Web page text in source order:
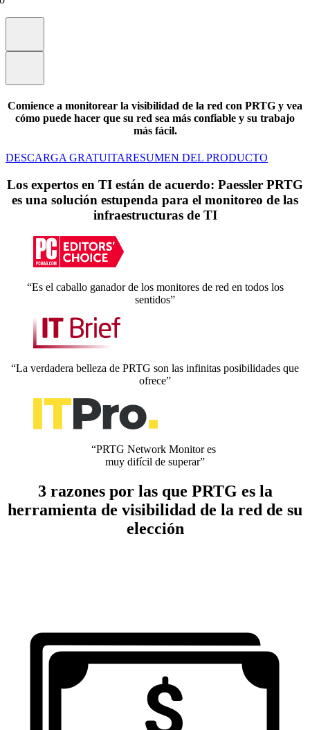
Comience a monitorear la visibilidad de la red con PRTG y vea
cómo puede hacer que su red sea más confiable y su trabajo
más fácil.
DESCARGA GRATUITARESUMEN DEL PRODUCTO
Los expertos en TI están de acuerdo: Paessler PRTG
es una solución estupenda para el monitoreo de las
infraestructuras de TI
“Es el caballo ganador de los monitores de red en todos los
sentidos”
“La verdadera belleza de PRTG son las infinitas posibilidades que
ofrece”
“PRTG Network Monitor es
muy difícil de superar”
3 razones por las que PRTG es la
herramienta de visibilidad de la red de su
elección